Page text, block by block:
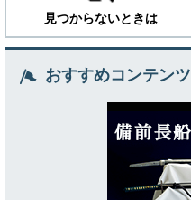
見つからないときは
おすすめコンテンツ